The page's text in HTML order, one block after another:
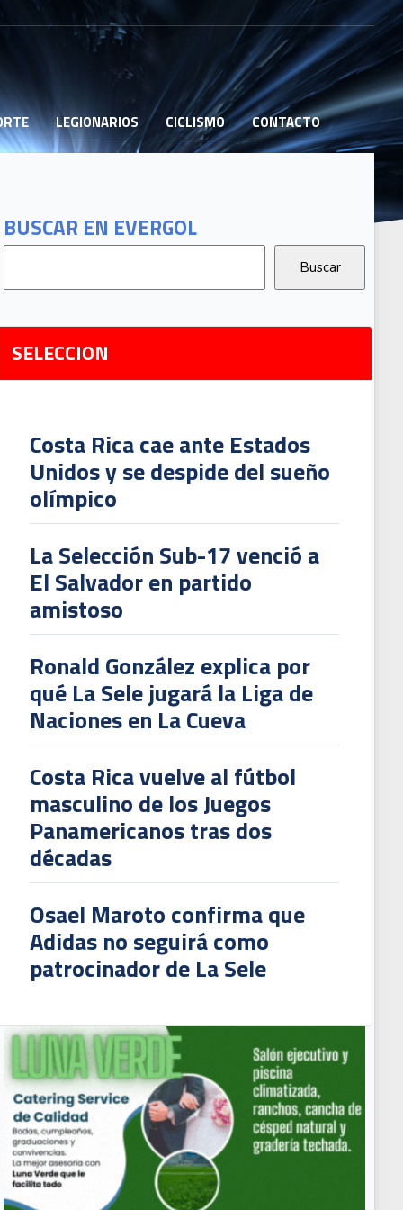
LEGIONARIOS CICLISMO CONTACTO
BUSCAR EN EVERGOL
SELECCION
Costa Rica cae ante Estados
Unidos y se despide del sueño
olímpico
La Selección Sub-17 venció a
El Salvador en partido
amistoso
Ronald González explica por
qué La Sele jugará la Liga de
Naciones en La Cueva
Costa Rica vuelve al fútbol
masculino de los Juegos
Panamericanos tras dos
décadas
Osael Maroto confirma que
Adidas no seguirá como
patrocinador de La Sele